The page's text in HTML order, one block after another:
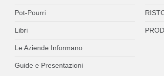
Pot-Pourri
Libri
Le Aziende Informano
Guide e Presentazioni